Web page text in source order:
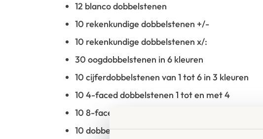
12 blanco dobbelstenen
10 rekenkundige dobbelstenen +/-
10 rekenkundige dobbelstenen x/:
30 oogdobbelstenen in 6 kleuren
10 cijferdobbelstenen van 1 tot 6 in 3 kleuren
10 4-faced dobbelstenen 1 tot en met 4
10 8-faced dobbelstenen 1 tot en met 8
10 dobbelstenen met 10 gezichten 0 tot en met 9